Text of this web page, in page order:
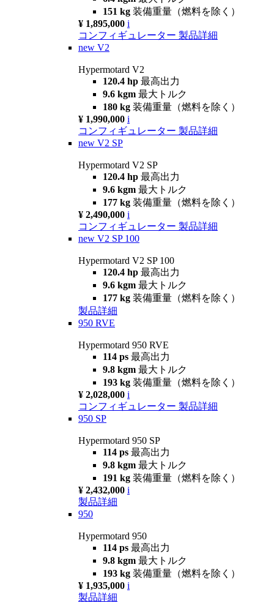
151 kg 装備重量（燃料を除く）
¥ 1,895,000 i
コンフィギュレーター 製品詳細
new V2
Hypermotard V2
120.4 hp 最高出力
9.6 kgm 最大トルク
180 kg 装備重量（燃料を除く）
¥ 1,990,000 i
コンフィギュレーター 製品詳細
new V2 SP
Hypermotard V2 SP
120.4 hp 最高出力
9.6 kgm 最大トルク
177 kg 装備重量（燃料を除く）
¥ 2,490,000 i
コンフィギュレーター 製品詳細
new V2 SP 100
Hypermotard V2 SP 100
120.4 hp 最高出力
9.6 kgm 最大トルク
177 kg 装備重量（燃料を除く）
製品詳細
950 RVE
Hypermotard 950 RVE
114 ps 最高出力
9.8 kgm 最大トルク
193 kg 装備重量（燃料を除く）
¥ 2,028,000 i
コンフィギュレーター 製品詳細
950 SP
Hypermotard 950 SP
114 ps 最高出力
9.8 kgm 最大トルク
191 kg 装備重量（燃料を除く）
¥ 2,432,000 i
製品詳細
950
Hypermotard 950
114 ps 最高出力
9.8 kgm 最大トルク
193 kg 装備重量（燃料を除く）
¥ 1,935,000 i
製品詳細